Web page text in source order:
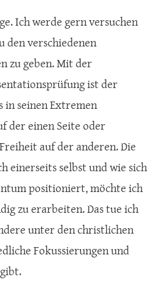
Ich werde gern versuchen
den verschiedenen
zu geben. Mit der
ist der
in seinen Extremen
der einen Seite oder
auf der anderen. Die
einerseits selbst und wie sich
positioniert, möchte ich
zu erarbeiten. Das tue ich
unter den christlichen
Fokussierungen und